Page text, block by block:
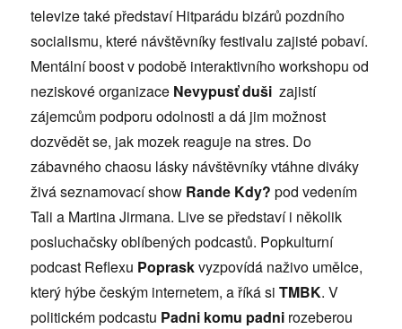
televize také představíHitparádu bizárů pozdního
socialismu, které návštěvníky festivalu zajisté pobaví.
Mentální boost v podobě interaktivního workshopu od
neziskové organizace Nevypusť duši zajistí
zájemcům podporu odolnosti a dá jim možnost
dozvědět se, jak mozek reaguje na stres. Do
zábavného chaosu lásky návštěvníky vtáhne diváky
živá seznamovacíshow Rande Kdy? pod vedením
Tali a Martina Jirmana. Live se představí i několik
posluchačsky oblíbených podcastů. Popkulturní
podcast Reflexu Popraskvyzpovídá naživo umělce,
který hýbe českým internetem, a říkásiTMBK. V
politickém podcastu Padni komu padni rozeberou